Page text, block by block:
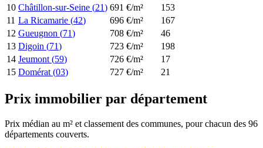
10 Châtillon-sur-Seine (21) 691 €/m²
153
11 La Ricamarie (42) 696 €/m²
167
12 Gueugnon (71) 708 €/m²
46
13 Digoin (71) 723 €/m²
198
14 Jeumont (59) 726 €/m²
17
15 Domérat (03) 727 €/m² 21
Prix immobilier par département
Prix médian au m² et classement des communes, pour chacun des 96
départements couverts.